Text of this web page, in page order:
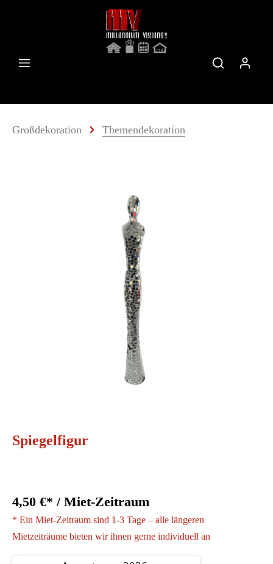
Großdekoration Themendekoration
Spiegelfigur
4,50 €* / Miet-Zeitraum
* Ein Miet-Zeitraum sind 1-3 Tage – alle längeren
Mietzeiträume bieten wir ihnen gerne individuell an